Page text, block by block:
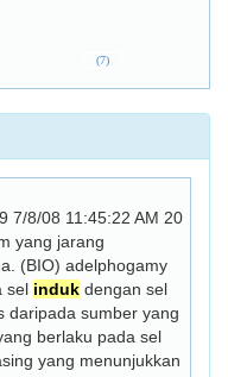
(7)
7/8/08 11:45:22 AM 20
yang jarang
(BIO) adelphogamy
sel induk dengan sel
daripada sumber yang
berlaku pada sel
yang menunjukkan